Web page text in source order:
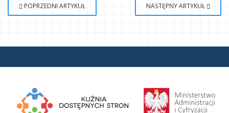
POPRZEDNI ARTYKUŁ NASTĘPNY ARTYKUŁ